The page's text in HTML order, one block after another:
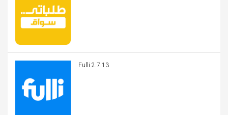
Fulli 2.7.13